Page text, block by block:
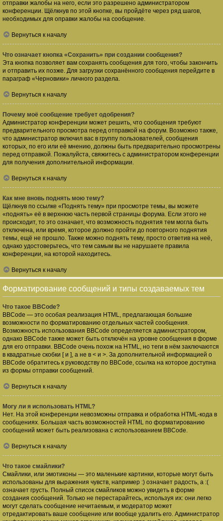
отправки жалобы на него, если это разрешено администратором
конференции. Щёлкнув по этой кнопке, вы пройдёте через ряд шагов,
необходимых для оправки жалобы на сообщение.
Вернуться к началу
Что означает кнопка «Сохранить» при создании сообщения?
Эта кнопка позволяет вам сохранять сообщения для того, чтобы закончить
и отправить их позже. Для загрузки сохранённого сообщения перейдите в
параграф «Черновики» личного раздела.
Вернуться к началу
Почему моё сообщение требует одобрения?
Администратор конференции может решить, что сообщения требуют
предварительного просмотра перед отправкой на форум. Возможно также,
что администратор включил вас в группу пользователей, сообщения
которых, по его или её мнению, должны быть предварительно просмотрены
перед отправкой. Пожалуйста, свяжитесь с администратором конференции
для получения дополнительной информации.
Вернуться к началу
Как мне вновь поднять мою тему?
Щёлкнув по ссылке «Поднять тему» при просмотре темы, вы можете
«поднять» её в верхнюю часть первой страницы форума. Если этого не
происходит, то это означает, что возможность поднятия тем могла быть
отключена, или время, которое должно пройти до повторного поднятия
темы, ещё не прошло. Также можно поднять тему, просто ответив на неё,
однако удостоверьтесь, что тем самым вы не нарушаете правила
конференции, на которой находитесь.
Вернуться к началу
Форматирование сообщений и типы создаваемых тем
Что такое BBCode?
BBCode — это особая реализация HTML, предлагающая большие
возможности по форматированию отдельных частей сообщения.
Возможность использования BBCode определяется администратором,
однако BBCode также может быть отключён на уровне сообщения в форме
для его отправки. BBCode очень похож на HTML, но теги в нём заключаются
в квадратные скобки [ и ], а не в < и >. За дополнительной информацией о
BBCode обратитесь к руководству по BBCode, ссылка на которое доступна
из формы отправки сообщений.
Вернуться к началу
Могу ли я использовать HTML?
Нет. На этой конференции невозможны отправка и обработка HTML-кода в
сообщениях. Большая часть возможностей HTML по форматированию
сообщений может быть реализована с использованием BBCode.
Вернуться к началу
Что такое смайлики?
Смайлики, или эмотиконы — это маленькие картинки, которые могут быть
использованы для выражения чувств, например :) означает радость, а :(
означает грусть. Полный список смайликов можно увидеть в форме
создания сообщений. Только не перестарайтесь, используя их: они легко
могут сделать сообщение нечитаемым, и модератор может
отредактировать ваше сообщение или вообще удалить его. Администратор